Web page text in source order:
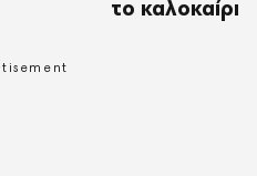
το καλοκαίρι